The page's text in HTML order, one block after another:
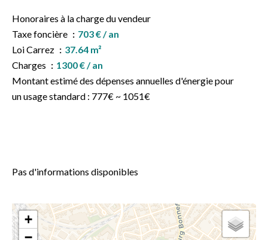
Honoraires à la charge du vendeur
Taxe foncière
703 € / an
Loi Carrez
37.64 m²
Charges
1300 € / an
Montant estimé des dépenses annuelles d'énergie pour
un usage standard : 777€ ~ 1051€
Pas d'informations disponibles
+